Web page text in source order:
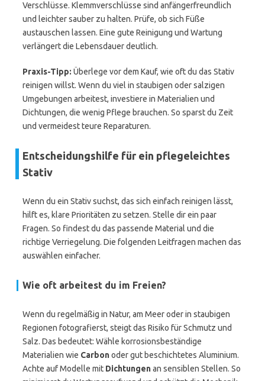
Verschlüsse. Klemmverschlüsse sind anfängerfreundlich
und leichter sauber zu halten. Prüfe, ob sich Füße
austauschen lassen. Eine gute Reinigung und Wartung
verlängert die Lebensdauer deutlich.
Praxis-Tipp: Überlege vor dem Kauf, wie oft du das Stativ
reinigen willst. Wenn du viel in staubigen oder salzigen
Umgebungen arbeitest, investiere in Materialien und
Dichtungen, die wenig Pflege brauchen. So sparst du Zeit
und vermeidest teure Reparaturen.
Entscheidungshilfe für ein pflegeleichtes
Stativ
Wenn du ein Stativ suchst, das sich einfach reinigen lässt,
hilft es, klare Prioritäten zu setzen. Stelle dir ein paar
Fragen. So findest du das passende Material und die
richtige Verriegelung. Die folgenden Leitfragen machen das
auswählen einfacher.
Wie oft arbeitest du im Freien?
Wenn du regelmäßig in Natur, am Meer oder in staubigen
Regionen fotografierst, steigt das Risiko für Schmutz und
Salz. Das bedeutet: Wähle korrosionsbeständige
Materialien wie Carbonoder gut beschichtetes Aluminium.
Achte auf Modelle mit Dichtungenan sensiblen Stellen. So